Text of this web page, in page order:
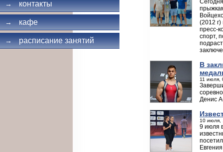
→ контакты
→ кафе
→ расписание занятий
(2012
пресс-
спорт,
В
11 июля,
Денис
10 июля,
9 июля